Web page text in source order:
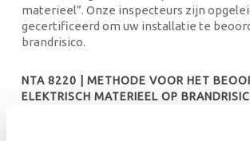
materieel”. Onze inspecteurs zijn
gecertificeerd om uw installatie te
brandrisico.
NTA 8220 | METHODE VOOR HET
ELEKTRISCH MATERIEEL OP